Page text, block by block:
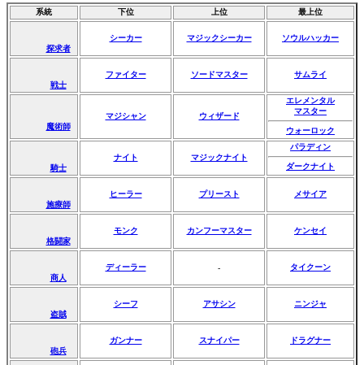
系統 下位 上位 最上位
探求者
シーカー マジックシーカー ソウルハッカー
戦士
ファイター ソードマスター サムライ
魔術師
マジシャン ウィザード
エレメンタル
マスター
ウォーロック
騎士
ナイト マジックナイト
パラディン
ダークナイト
施療師
ヒーラー プリースト メサイア
格闘家
モンク カンフーマスター ケンセイ
商人
ディーラー - タイクーン
盗賊
シーフ アサシン ニンジャ
砲兵
ガンナー スナイパー ドラグナー